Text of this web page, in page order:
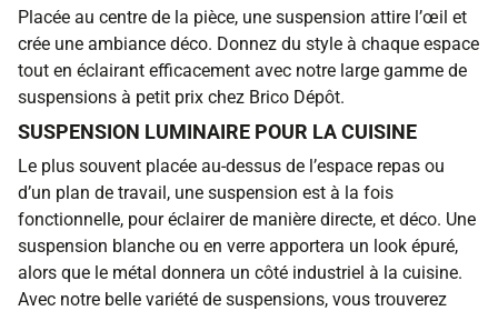
Placée au centre de la pièce, une suspension attire l’œil et
crée une ambiance déco. Donnez du style à chaque espace
tout en éclairant efficacement avec notre large gamme de
suspensions à petit prix chez Brico Dépôt.
SUSPENSION LUMINAIRE POUR LA CUISINE
Le plus souvent placée au-dessus de l’espace repas ou
d’un plan de travail, une suspension est à la fois
fonctionnelle, pour éclairer de manière directe, et déco. Une
suspension blanche ou en verre apportera un look épuré,
alors que le métal donnera un côté industriel à la cuisine.
Avec notre belle variété de suspensions, vous trouverez